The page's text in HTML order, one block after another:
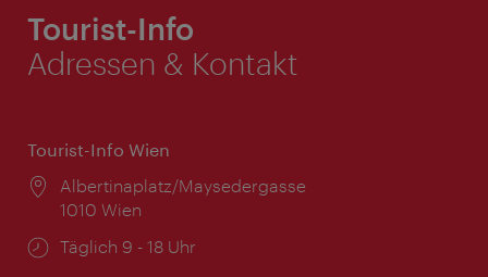
Tourist-Info
Adressen & Kontakt
Tourist-Info Wien
Ort:
Albertinaplatz/Maysedergasse
1010 Wien
Öffnungszeiten:
Täglich 9 - 18 Uhr